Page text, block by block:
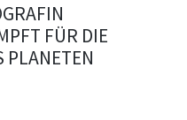
FÜR DIE
PLANETEN